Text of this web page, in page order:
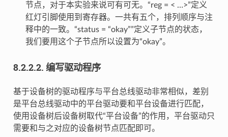
节点，对于本实验来说可有可无。“reg = < …>”定义
红灯引脚使用到寄存器。一共有五个，排列顺序与注
释中的一致。“status = “okay””定义子节点的状态，
我们要用这个子节点所以设置为“okay”。
8.2.2.2. 编写驱动程序
基于设备树的驱动程序与平台总线驱动非常相似，差别
是平台总线驱动中的平台驱动要和平台设备进行匹配，
使用设备树后设备树取代“平台设备”的作用，平台驱动只
需要和与之对应的设备树节点匹配即可。